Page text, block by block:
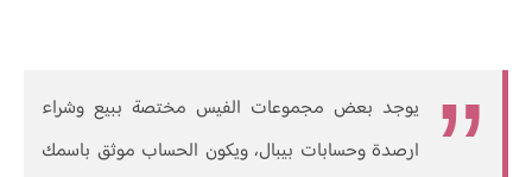
يوجد بعض مجموعات الفيس مختصة ببيع وشراء
ارصدة وحسابات بيبال، ويكون الحساب موثق باسمك